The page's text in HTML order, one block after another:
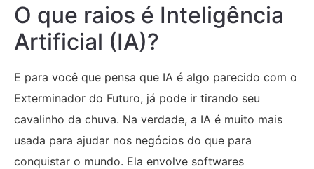
O que raios é Inteligência
Artificial (IA)?
E para você que pensa que IA é algo parecido com o
Exterminador do Futuro, já pode ir tirando seu
cavalinho da chuva. Na verdade, a IA é muito mais
usada para ajudar nos negócios do que para
conquistar o mundo. Ela envolve softwares